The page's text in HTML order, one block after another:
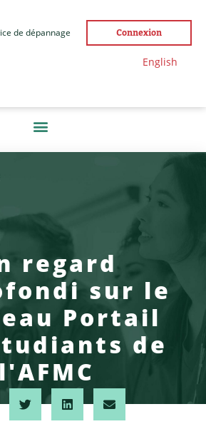
de dépannage Connexion
English
regard
sur le
Portail
de
l'AFMC